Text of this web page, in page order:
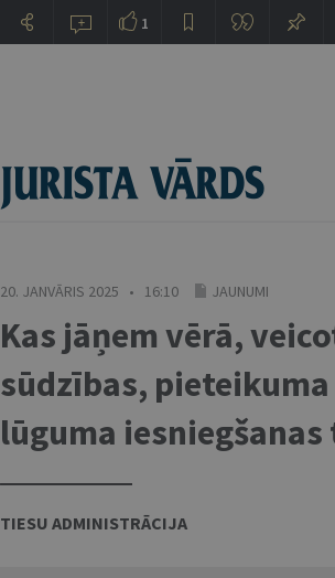
20. JANVĀRIS 2025 • 16:10 JAUNUMI
Kas jāņem vērā,
sūdzības,
lūguma iesniegšanas
TIESU ADMINISTRĀCIJA
1